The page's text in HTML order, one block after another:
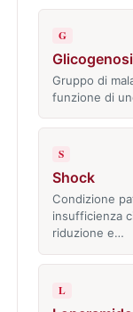
G
Glicogenosi
Gruppo di
funzione di
S
Shock
Condizione
insufficienza
riduzione e…
L